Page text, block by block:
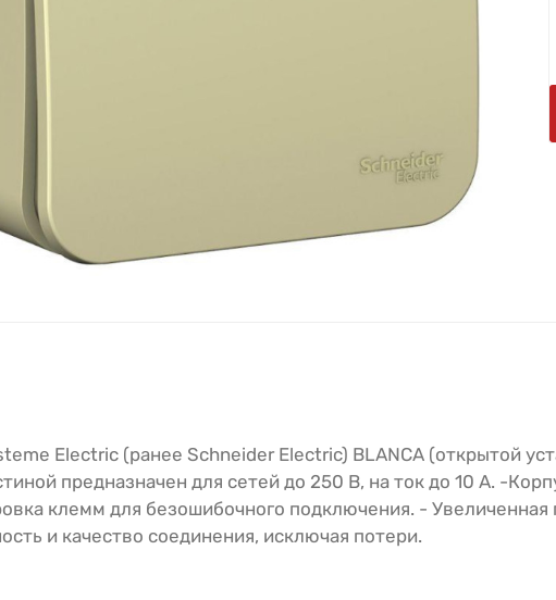
Electric (ранее Schneider Electric) BLANCA (открытой
предназначен для сетей до 250 В, на ток до 10 А. -
клемм для безошибочного подключения. - Увеличенная
и качество соединения, исключая потери.